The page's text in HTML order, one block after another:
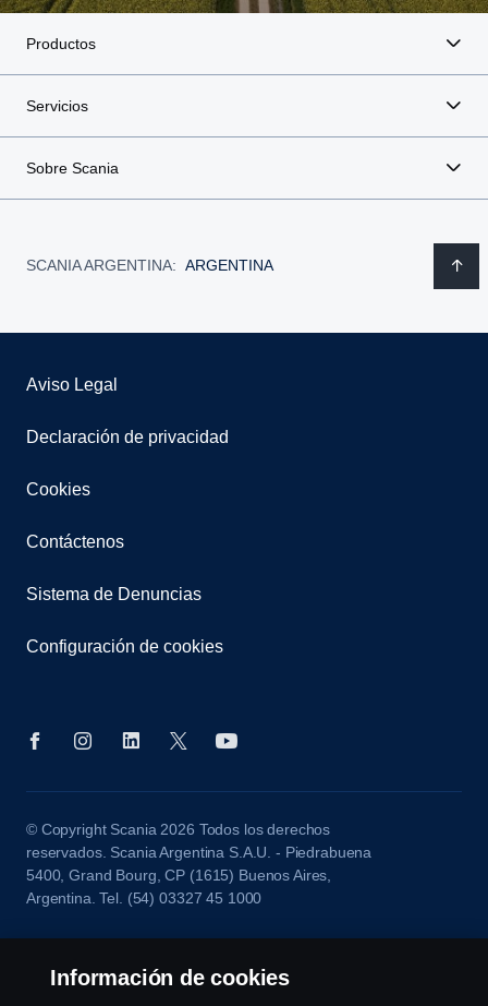
Productos
Servicios
Sobre Scania
SCANIA ARGENTINA: ARGENTINA
Aviso Legal
Declaración de privacidad
Cookies
Contáctenos
Sistema de Denuncias
Configuración de cookies
© Copyright Scania 2026 Todos los derechos
reservados. Scania Argentina S.A.U. - Piedrabuena
5400, Grand Bourg, CP (1615) Buenos Aires,
Argentina. Tel. (54) 03327 45 1000
Información de cookies